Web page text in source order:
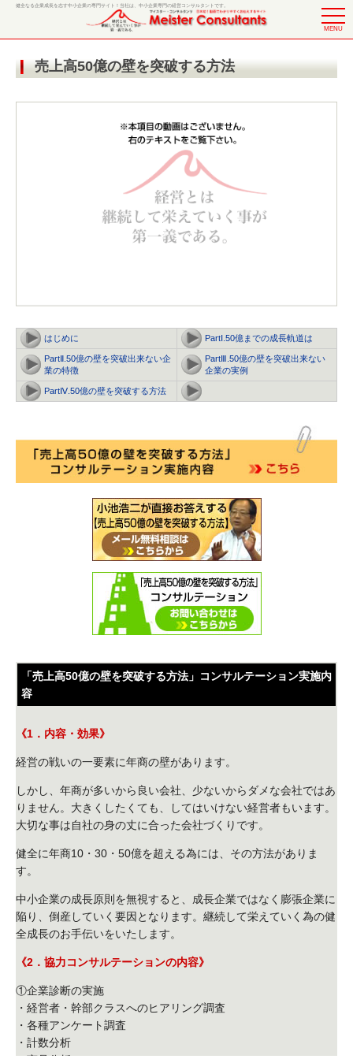
健全なる企業成長を志す中小企業の専門サイト！当社は、中小企業専門の経営コンサルタントです。
MENU
売上高50億の壁を突破する方法
はじめに PartⅠ.50億までの成長軌道は
PartⅡ.50億の壁を突破出来ない企
業の特徴
PartⅢ.50億の壁を突破出来ない
企業の実例
PartⅣ.50億の壁を突破する方法